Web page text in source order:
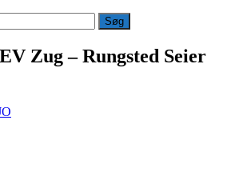
Zug – Rungsted Seier